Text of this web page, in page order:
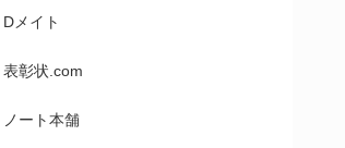
Dメイト
表彰状.com
ノート本舗